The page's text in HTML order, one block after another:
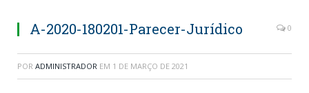
A-2020-180201-Parecer-Jurídico 0
POR ADMINISTRADOR EM 1 DE MARÇO DE 2021